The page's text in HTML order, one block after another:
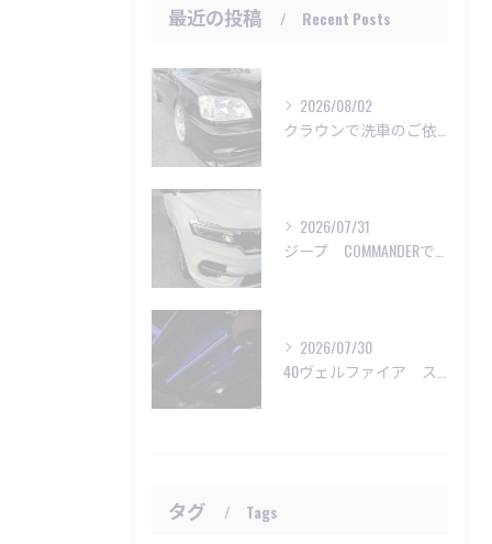
最近の投稿 Recent Posts
2026/08/02
2026/07/31
2026/07/30
タグ Tags